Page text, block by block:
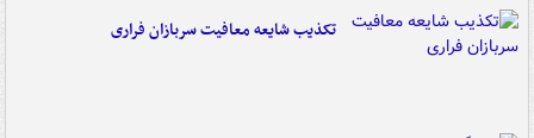
تکذیب شایعه معافیت سربازان فراری